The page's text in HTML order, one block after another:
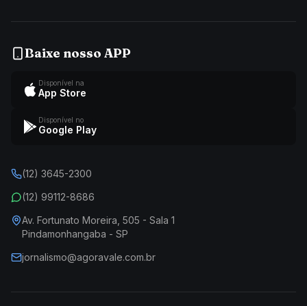
Baixe nosso APP
Disponível na
App Store
Disponível no
Google Play
(12) 3645-2300
(12) 99112-8686
Av. Fortunato Moreira, 505 - Sala 1
Pindamonhangaba - SP
jornalismo@agoravale.com.br